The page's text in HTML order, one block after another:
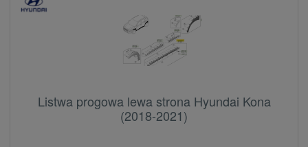
Listwa progowa lewa strona Hyundai Kona
(2018-2021)